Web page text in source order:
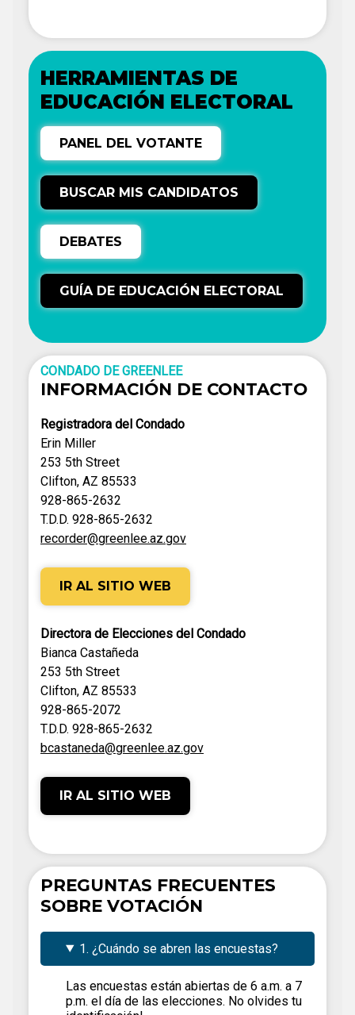
HERRAMIENTAS DE
EDUCACIÓN ELECTORAL
PANEL DEL VOTANTE
BUSCAR MIS CANDIDATOS
DEBATES
GUÍA DE EDUCACIÓN ELECTORAL
CONDADO DE GREENLEE
INFORMACIÓN DE CONTACTO
Registradora del Condado
Erin Miller
253 5th Street
Clifton, AZ 85533
928-865-2632
T.D.D. 928-865-2632
recorder@greenlee.az.gov
IR AL SITIO WEB
Directora de Elecciones del Condado
Bianca Castañeda
253 5th Street
Clifton, AZ 85533
928-865-2072
T.D.D. 928-865-2632
bcastaneda@greenlee.az.gov
IR AL SITIO WEB
PREGUNTAS FRECUENTES
SOBRE VOTACIÓN
1. ¿Cuándo se abren las encuestas?
Las encuestas están abiertas de 6 a.m. a 7
p.m. el día de las elecciones. No olvides tu